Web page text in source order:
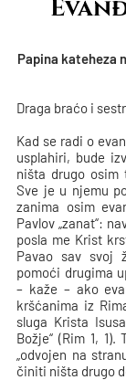
Papina kateheza
Draga braćo i
Kad se radi o
usplahiri, bude
ništa drugo osim
Sve je u njemu
zanima osim
Pavlov „zanat“:
posla me Krist
Pavao sav svoj
pomoći drugima
– kaže – ako
kršćanima iz
sluga Krista
Božje“ (Rim 1,
„odvojen na
činiti ništa drugo